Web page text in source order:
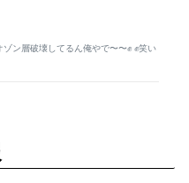
ン層破壊してるん俺やで〜〜✊ ✊笑い